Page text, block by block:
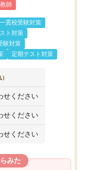
師
貫校受験対策
ト対策
験対策
定期テスト対策
せください
せください
せください
みた